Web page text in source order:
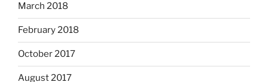
March 2018
February 2018
October 2017
August 2017